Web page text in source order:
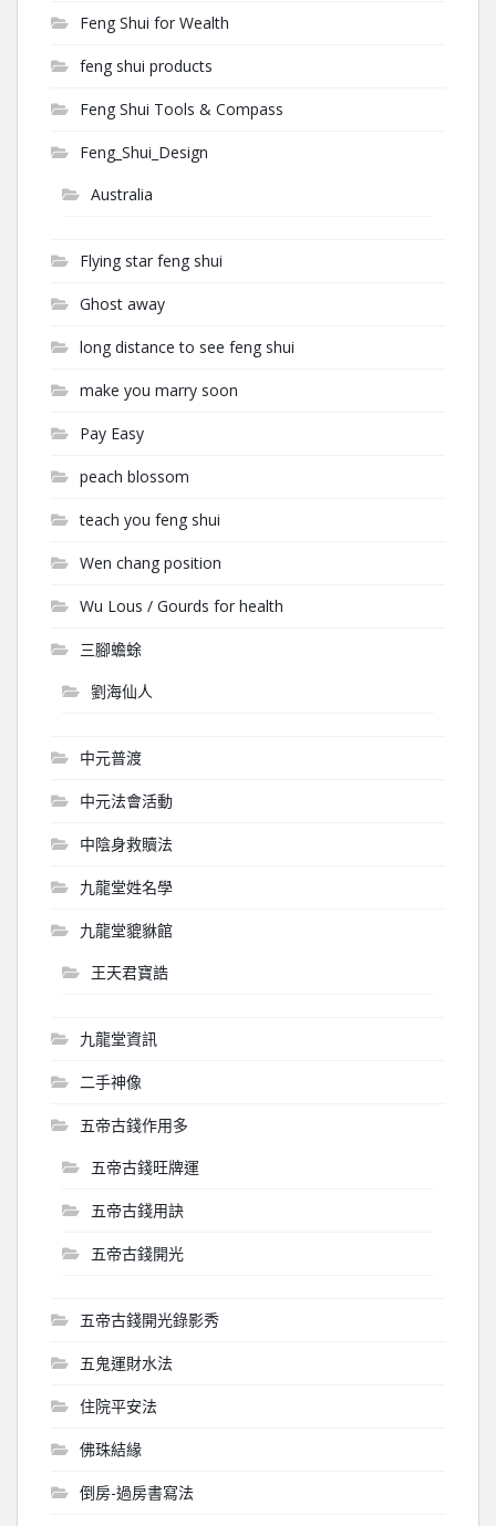
Feng Shui for Wealth
feng shui products
Feng Shui Tools & Compass
Feng_Shui_Design
Australia
Flying star feng shui
Ghost away
long distance to see feng shui
make you marry soon
Pay Easy
peach blossom
teach you feng shui
Wen chang position
Wu Lous / Gourds for health
三腳蟾蜍
劉海仙人
中元普渡
中元法會活動
中陰身救贖法
九龍堂姓名學
九龍堂貔貅館
王天君寶誥
九龍堂資訊
二手神像
五帝古錢作用多
五帝古錢旺牌運
五帝古錢用訣
五帝古錢開光
五帝古錢開光錄影秀
五鬼運財水法
住院平安法
佛珠結緣
倒房-過房書寫法